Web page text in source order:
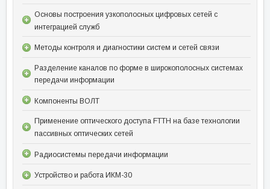
Основы построения узкополосных цифровых сетей с
интеграцией служб
Методы контроля и диагностики систем и сетей связи
Разделение каналов по форме в широкополосных системах
передачи информации
Компоненты ВОЛТ
Применение оптического доступа FTTH на базе технологии
пассивных оптических сетей
Радиосистемы передачи информации
Устройство и работа ИКМ-30